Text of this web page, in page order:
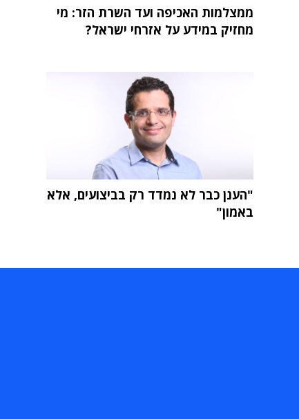
ממצלמות האכיפה ועד השרת הזר: מי
מחזיק במידע על אזרחי ישראל?
"הענן כבר לא נמדד רק בביצועים, אלא
באמון"